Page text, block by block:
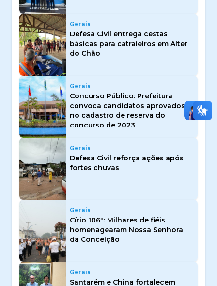
Gerais
Defesa Civil entrega cestas
básicas para catraieiros em Alter
do Chão
Gerais
Concurso Público: Prefeitura
convoca candidatos aprovados
no cadastro de reserva do
concurso de 2023
Gerais
Defesa Civil reforça ações após
fortes chuvas
Gerais
Círio 106º: Milhares de fiéis
homenagearam Nossa Senhora
da Conceição
Gerais
Santarém e China fortalecem